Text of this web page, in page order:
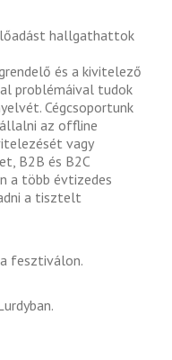
hallgathattok
és a kivitelező
problémáival tudok
Cégcsoportunk
az offline
vagy
B2B és B2C
a több évtizedes
a tisztelt
fesztiválon.